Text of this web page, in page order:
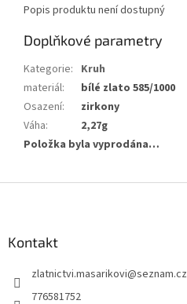
Popis produktu není dostupný
Doplňkové parametry
Kategorie: Kruh
materiál:
bílé zlato 585/1000
Osazení:
zirkony
Váha:
2,27g
Položka byla vyprodána…
Kontakt
zlatnictvi.masarikovi@seznam.cz
776581752